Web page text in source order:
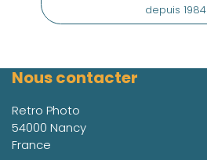
depuis 1984
Nous contacter
Retro Photo
54000 Nancy
France